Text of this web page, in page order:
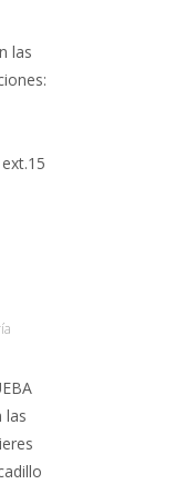
las
las